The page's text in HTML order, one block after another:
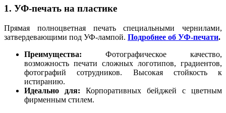
1. УФ-печать на пластике
Прямая полноцветная печать специальными чернилами,
затвердевающими под УФ-лампой. Подробнее об УФ-печати.
Преимущества: Фотографическое качество,
возможность печати сложных логотипов, градиентов,
фотографий сотрудников. Высокая стойкость к
истиранию.
Идеально для: Корпоративных бейджей с цветным
фирменным стилем.